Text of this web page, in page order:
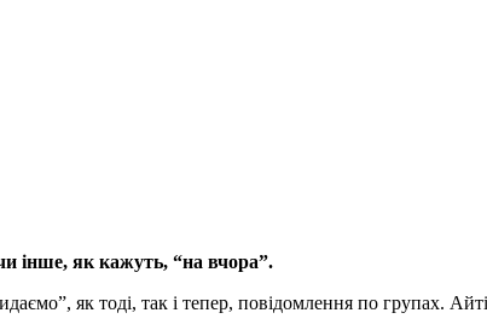
інше, як кажуть, “на вчора”.
як тоді, так і тепер, повідомлення по групах.